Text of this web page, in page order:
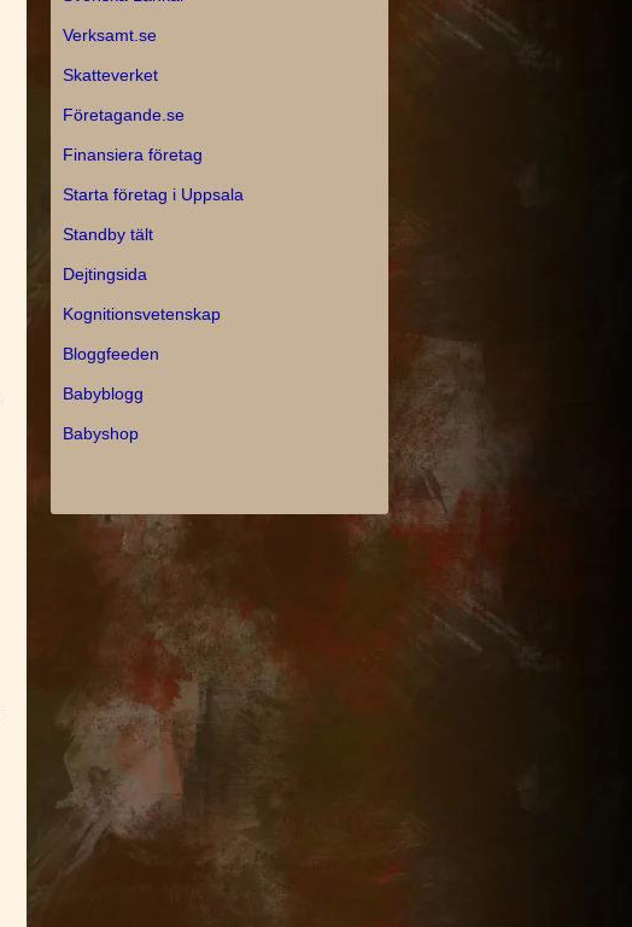
Verksamt.se
Skatteverket
Företagande.se
Finansiera företag
Starta företag i Uppsala
Standby tält
Dejtingsida
Kognitionsvetenskap
Bloggfeeden
Babyblogg
Babyshop